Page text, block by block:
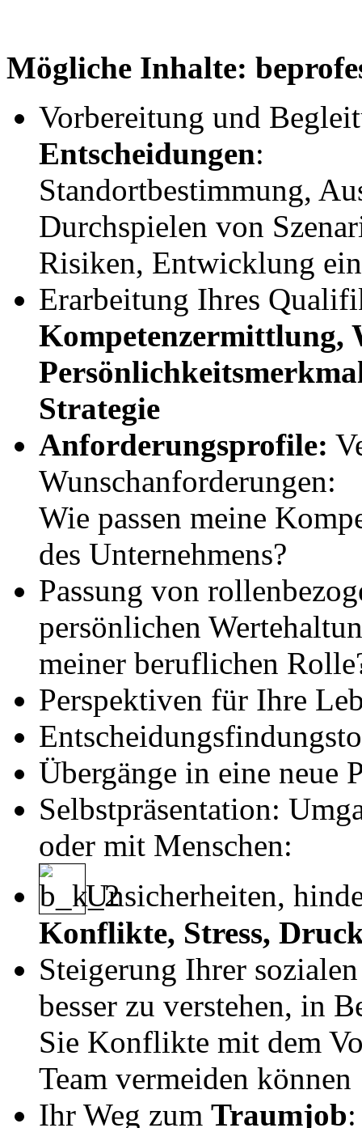
Mögliche Inhalte: be
Vorbereitung und
Entscheidungen:
Standortbestimmung,
Durchspielen von
Risiken, Entwicklung
Erarbeitung Ihres
Kompetenzermittlung,
Strategie
Anforderungsprofile:
Wunschanforderungen:
Wie passen meine
des Unternehmens?
Passung von
persönlichen
meiner beruflichen
Perspektiven für Ihre
Übergänge in eine neue
Selbstpräsentation:
oder mit Menschen:
Unsicherheiten,
Konflikte, Stress,
Steigerung Ihrer
besser zu verstehen, in
Sie Konflikte mit dem
Team vermeiden können
Ihr Weg zum Traumjob